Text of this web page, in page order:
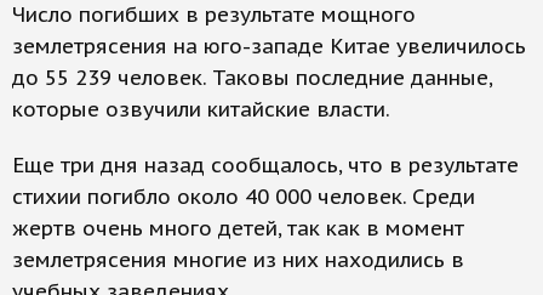
Число погибших в результате мощного
землетрясения на юго-западе Китае увеличилось
до 55 239 человек. Таковы последние данные,
которые озвучили китайские власти.
Еще три дня назад сообщалось, что в результате
стихии погибло около 40 000 человек. Среди
жертв очень много детей, так как в момент
землетрясения многие из них находились в